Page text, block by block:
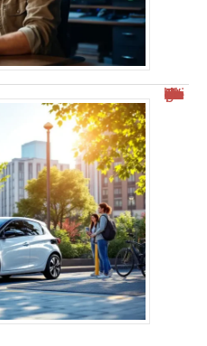
Combien de kWh pour recharger une Zoe : tout savoir